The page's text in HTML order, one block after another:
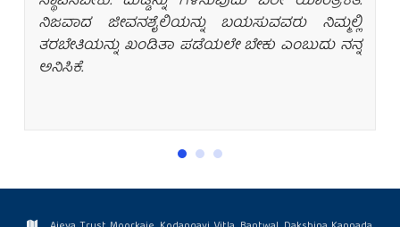
ಗುರುಕುಲ ಪದ್ಧತಿಯನ್ನು ಅರಿತು ವಿಚಾರ ಮಾಡಿ ಗುರಿಯನ್ನು
ಸ್ಥಾಪಿಸಬೇಕು. ದುಡ್ಡನ್ನು ಗಳಿಸುವುದು ಬರೀ ಯಾಂತ್ರಕತೆ.
ನಿಜವಾದ ಜೀವನಶೈಲಿಯನ್ನು ಬಯಸುವವರು ನಿಮ್ಮಲ್ಲಿ
ತರಬೇತಿಯನ್ನು ಖಂಡಿತಾ ಪಡೆಯಲೇ ಬೇಕು ಎಂಬುದು ನನ್ನ